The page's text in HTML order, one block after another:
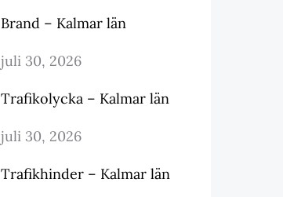
Brand – Kalmar län
juli 30, 2026
Trafikolycka – Kalmar län
juli 30, 2026
Trafikhinder – Kalmar län